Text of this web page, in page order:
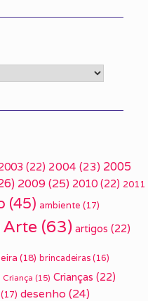
(22) 2004 (23) 2005
2009(25) 2010 (22) 2011
(45) ambiente (17)
Arte (63) artigos (22)
(18) brincadeiras (16)
Criança (15) Crianças (22)
(17) desenho (24)